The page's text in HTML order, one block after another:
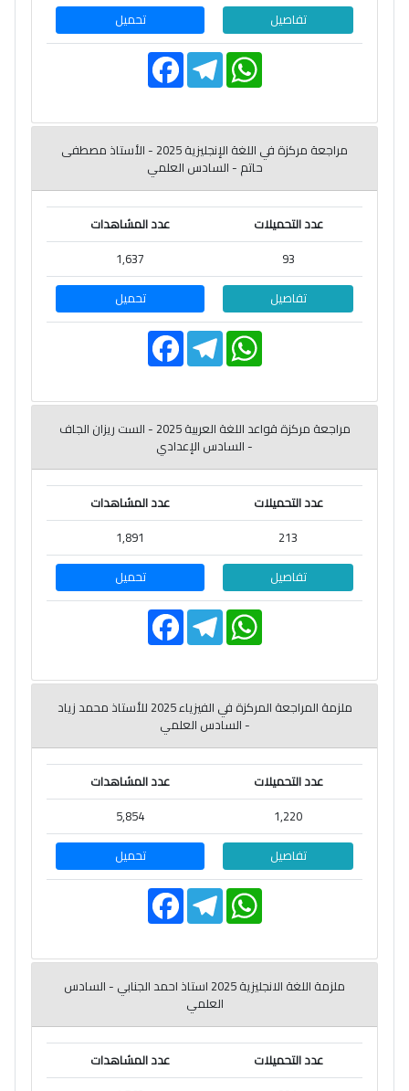
تفاصيل
تحميل
F
a
c
b
o
o
k
T
e
l
g
r
a
m
s
A
p
p
مراجعة مركزة في اللغة الإنجليزية 2025 - الأستاذ مصطفى
حاتم - السادس العلمي
عدد التحميلات
عدد المشاهدات
1,637
تفاصيل
تحميل
F
a
c
b
o
o
k
T
e
l
g
r
a
m
s
A
p
p
مراجعة مركزة قواعد اللغة العربية 2025 - الست ريزان الجاف
- السادس الإعدادي
عدد التحميلات
عدد المشاهدات
213
1,891
تفاصيل
تحميل
F
a
c
b
o
o
k
T
e
l
g
r
a
m
s
A
p
p
ملزمة المراجعة المركزة في الفيزياء 2025 للأستاذ محمد زياد
- السادس العلمي
عدد التحميلات
عدد المشاهدات
1,220
5,854
تفاصيل
تحميل
F
a
c
b
o
o
k
T
e
l
g
r
a
m
s
A
p
p
ملزمة اللغة الانجليزية 2025 استاذ احمد الجنابي - السادس
العلمي
عدد التحميلات
عدد المشاهدات